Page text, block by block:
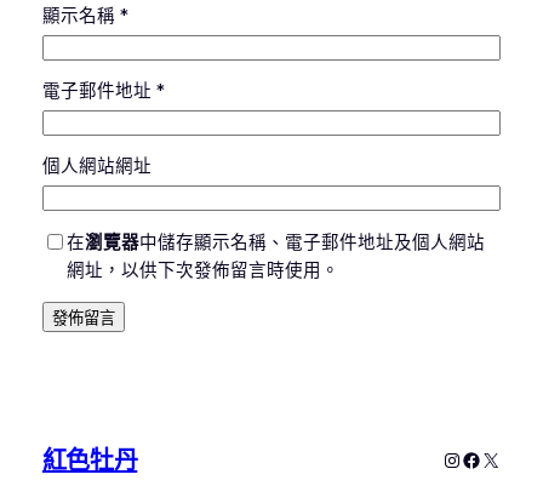
顯示名稱 *
電子郵件地址 *
個人網站網址
在瀏覽器中儲存顯示名稱、電子郵件地址及個人網站
網址，以供下次發佈留言時使用。
紅色牡丹 Instagram
X